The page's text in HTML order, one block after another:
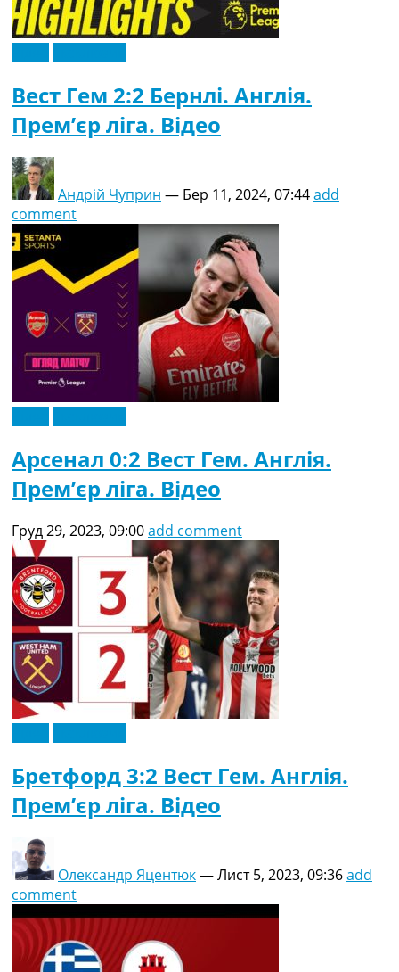
Вест Гем 2:2 Бернлі. Англія.
Прем’єр ліга. Відео
Андрій Чуприн — Бер 11, 2024, 07:44add
comment
Арсенал 0:2 Вест Гем. Англія.
Прем’єр ліга. Відео
Груд 29, 2023, 09:00add comment
Бретфорд 3:2 Вест Гем. Англія.
Прем’єр ліга. Відео
Олександр Яцентюк—Лист 5, 2023, 09:36add
comment